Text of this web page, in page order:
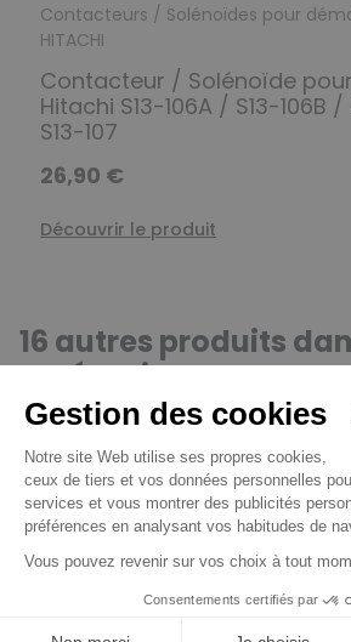
Contacteurs / Solénoïdes pour
HITACHI
Contacteur / Solénoïde
Hitachi S13-106A / S13-106B /
S13-107
26,90 €
Découvrir le produit
16 autres produits
catégorie :